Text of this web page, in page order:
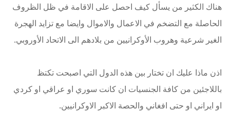
هناك الكثير من يسأل كيف احصل على الاقامة في ظل الظروف
الحاصلة مع التضخم في الاعمال والاموال وايضا مع تزايد الهجرة
الغير شرعية وهروب الأوكرانيين من بلادهم الى الاتحاد الأوروبي.
اذن ماذا عليك ان تختار بين هذه الدول التي اصبحت تكتظ
باللاجئين من كافة الجنسيات ان كانت سوري او عراقي او كردي
او ايراني او حتى افغاني والحصة الاكبر الاوكرانيين.